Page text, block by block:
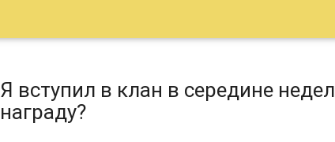
Я вступил в клан в середине
награду?